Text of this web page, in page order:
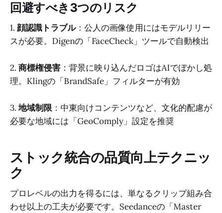
回避すべき3つのリスク
1. 顔認識トラブル：公人の画像使用にはモデルリリー
スが必要。Digenの「FaceCheck」ツールで自動検出
2. 商標権侵害 ：背景に映り込んだロゴはAIでぼかし処
理。Klingの「BrandSafe」フィルターが有効
3. 地域制限 ：中東向けコンテンツなど、文化的配慮が
必要な地域には「GeoComply」設定を推奨
ストック統合の品質向上テクニッ
ク
プロレベルの出力を得るには、単なるクリップ組み合
わせ以上の工夫が必要です。Seedanceの「Master